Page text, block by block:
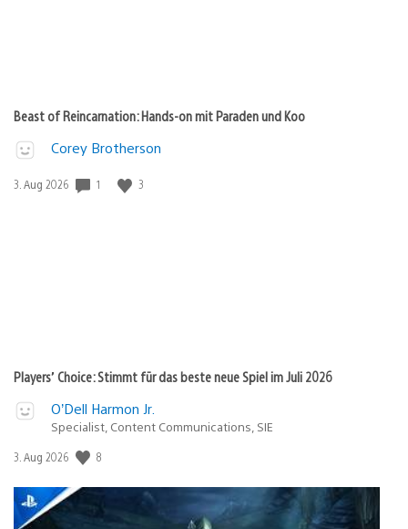
Beast of Reincarnation: Hands-on mit Paraden und Koo
Corey Brotherson
Veröffentlichungsdatum:
3. Aug 2026 1 3
Players’ Choice: Stimmt für das beste neue Spiel im Juli 2026
O’Dell Harmon Jr.
Specialist, Content Communications, SIE
Veröffentlichungsdatum:
3. Aug 2026 8